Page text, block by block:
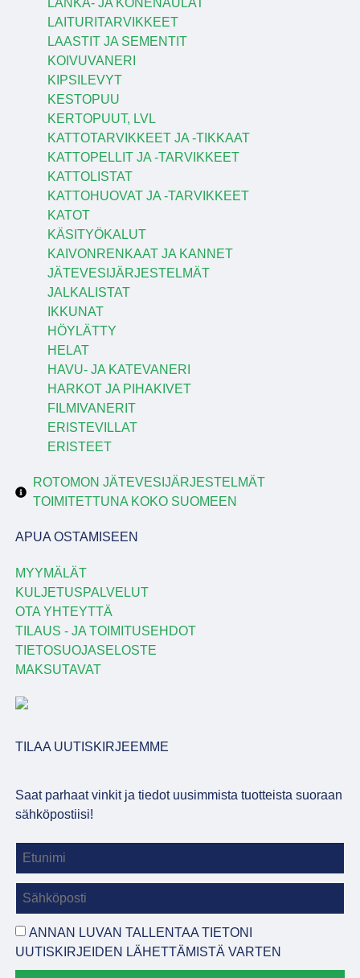
LAITURITARVIKKEET
LAASTIT JA SEMENTIT
KOIVUVANERI
KIPSILEVYT
KESTOPUU
KERTOPUUT, LVL
KATTOTARVIKKEET JA -TIKKAAT
KATTOPELLIT JA -TARVIKKEET
KATTOLISTAT
KATTOHUOVAT JA -TARVIKKEET
KATOT
KÄSITYÖKALUT
KAIVONRENKAAT JA KANNET
JÄTEVESIJÄRJESTELMÄT
JALKALISTAT
IKKUNAT
HÖYLÄTTY
HELAT
HAVU- JA KATEVANERI
HARKOT JA PIHAKIVET
FILMIVANERIT
ERISTEVILLAT
ERISTEET
ROTOMON JÄTEVESIJÄRJESTELMÄT
TOIMITETTUNA KOKO SUOMEEN
APUA OSTAMISEEN
MYYMÄLÄT
KULJETUSPALVELUT
OTA YHTEYTTÄ
TILAUS - JA TOIMITUSEHDOT
TIETOSUOJASELOSTE
MAKSUTAVAT
TILAA UUTISKIRJEEMME
Saat parhaat vinkit ja tiedot uusimmista tuotteista suoraan
sähköpostiisi!
ANNAN LUVAN TALLENTAA TIETONI
UUTISKIRJEIDEN LÄHETTÄMISTÄ VARTEN